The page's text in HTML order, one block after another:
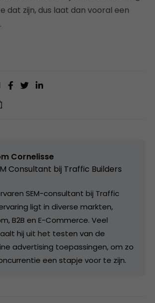
dat zijn, dus laat dan vooral een
Cornelisse
Consultant bij Traffic Builders
SEM-consultant bij Traffic
ligt in diverse markten,
B2B en E-Commerce. Veel
hij uit het testen van de
advertising toepassingen, om zo
een stapje voor te zijn.